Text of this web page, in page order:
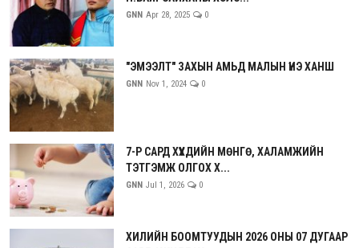
GNN Apr 28, 2025 0
"ЭМЭЭЛТ" ЗАХЫН АМЬД МАЛЫН ҮНЭ ХАНШ
GNN Nov 1, 2024 0
7-Р САРД ХҮҮХДИЙН МӨНГӨ, ХАЛАМЖИЙН
ТЭТГЭМЖ ОЛГОХ Х...
GNN Jul 1, 2026 0
ХИЛИЙН БООМТУУДЫН 2026 ОНЫ 07 ДУГААР